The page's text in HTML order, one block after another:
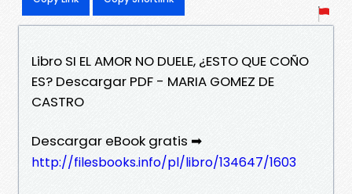
Libro SI EL AMOR NO DUELE, ¿ESTO QUE COÑO
ES? Descargar PDF - MARIA GOMEZ DE
CASTRO
Descargar eBook gratis ➡
http://filesbooks.info/pl/libro/134647/1603